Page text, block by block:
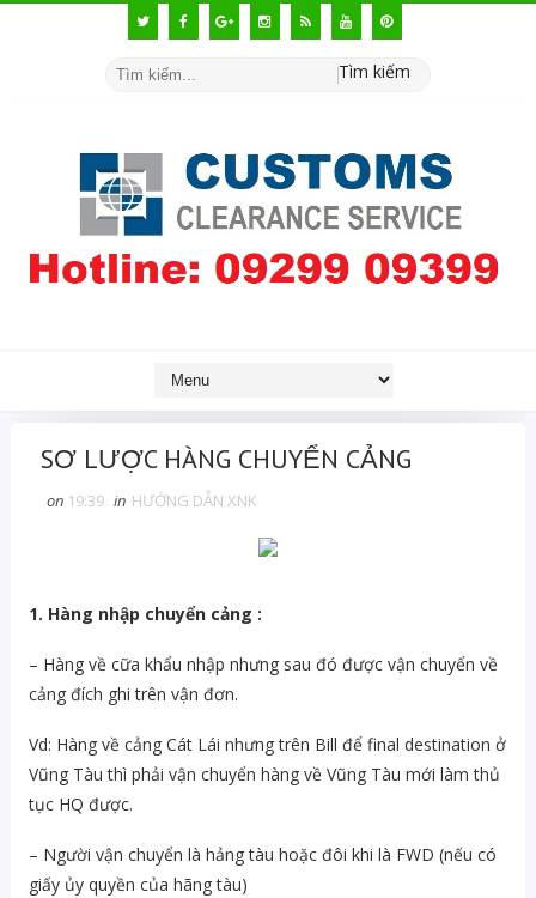
Tìm kiếm
SƠ LƯỢC HÀNG CHUYỂN CẢNG
on 19:39 in HƯỚNG DẪN XNK
1. Hàng nhập chuyển cảng :
– Hàng về cữa khẩu nhập nhưng sau đó được vận chuyển về
cảng đích ghi trên vận đơn.
Vd: Hàng về cảng Cát Lái nhưng trên Bill để final destination ở
Vũng Tàu thì phải vận chuyển hàng về Vũng Tàu mới làm thủ
tục HQ được.
– Người vận chuyển là hảng tàu hoặc đôi khi là FWD (nếu có
giấy ủy quyền của hãng tàu)